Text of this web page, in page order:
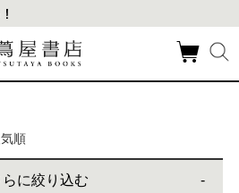
順
らに絞り込む